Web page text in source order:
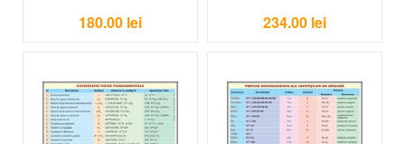
180.00 lei
234.00 lei